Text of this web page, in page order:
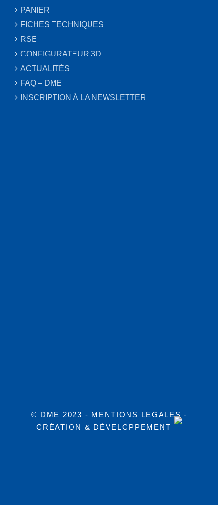
PANIER
FICHES TECHNIQUES
RSE
CONFIGURATEUR 3D
ACTUALITÉS
FAQ – DME
INSCRIPTION À LA NEWSLETTER
© DME 2023 - MENTIONS LÉGALES -
CRÉATION & DÉVELOPPEMENT